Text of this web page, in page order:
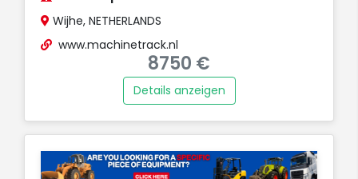
Wijhe, NETHERLANDS
www.machinetrack.nl
8750 €
Details anzeigen